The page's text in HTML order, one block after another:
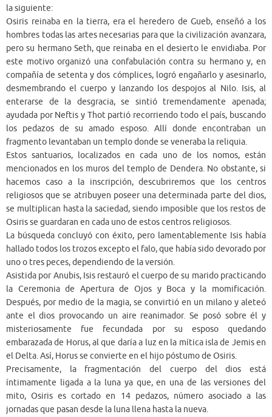
la siguiente:
Osiris reinaba en la tierra, era el heredero de Gueb, enseñó a los
hombres todas las artes necesarias para que la civilización avanzara,
pero su hermano Seth, que reinaba en el desierto le envidiaba. Por
este motivo organizó una confabulación contra su hermano y, en
compañía de setenta y dos cómplices, logró engañarlo y asesinarlo,
desmembrando el cuerpo y lanzando los despojos al Nilo. Isis, al
enterarse de la desgracia, se sintió tremendamente apenada;
ayudada por Neftis y Thot partió recorriendo todo el país, buscando
los pedazos de su amado esposo. Allí donde encontraban un
fragmento levantaban un templo donde se veneraba la reliquia.
Estos santuarios, localizados en cada uno de los nomos, están
mencionados en los muros del templo de Dendera. No obstante, si
hacemos caso a la inscripción, descubriremos que los centros
religiosos que se atribuyen poseer una determinada parte del dios,
se multiplican hasta la saciedad, siendo imposible que los restos de
Osiris se guardaran en cada uno de estos centros religiosos.
La búsqueda concluyó con éxito, pero lamentablemente Isis había
hallado todos los trozos excepto el falo, que había sido devorado por
uno o tres peces, dependiendo de la versión.
Asistida por Anubis, Isis restauró el cuerpo de su marido practicando
la Ceremonia de Apertura de Ojos y Boca y la momificación.
Después, por medio de la magia, se convirtió en un milano y aleteó
ante el dios provocando un aire reanimador. Se posó sobre él y
misteriosamente fue fecundada por su esposo quedando
embarazada de Horus, al que daría a luz en la mítica isla de Jemis en
el Delta. Así, Horus se convierte en el hijo póstumo de Osiris.
Precisamente, la fragmentación del cuerpo del dios está
íntimamente ligada a la luna ya que, en una de las versiones del
mito, Osiris es cortado en 14 pedazos, número asociado a las
jornadas que pasan desde la luna llena hasta la nueva.